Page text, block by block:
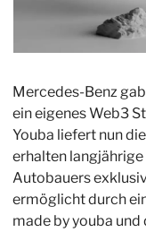
Mercedes-Benz
ein eigenes Web3
Youba liefert nun
erhalten
Autobauers
ermöglicht durch
made by youba